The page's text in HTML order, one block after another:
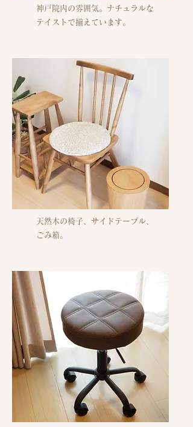
​神戸院内の雰囲気。ナチュラルな
テイストで揃えています。
​天然木の椅子、サイドテーブル、
ごみ箱。